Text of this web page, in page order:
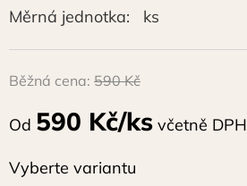
Měrná jednotka:
ks
Běžná cena: 590 Kč
Od 590 Kč/ks včetně DPH
Vyberte variantu